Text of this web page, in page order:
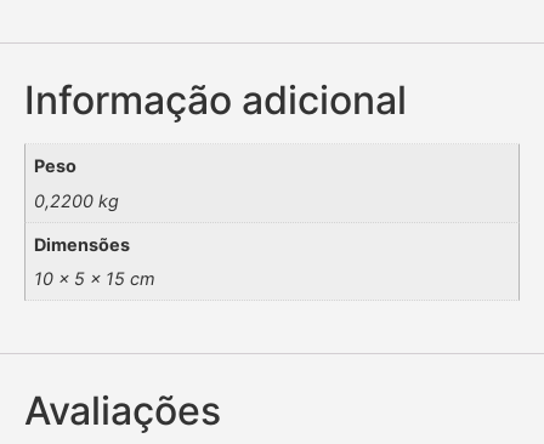
Informação adicional
Peso
0,2200 kg
Dimensões
10 × 5 × 15 cm
Avaliações